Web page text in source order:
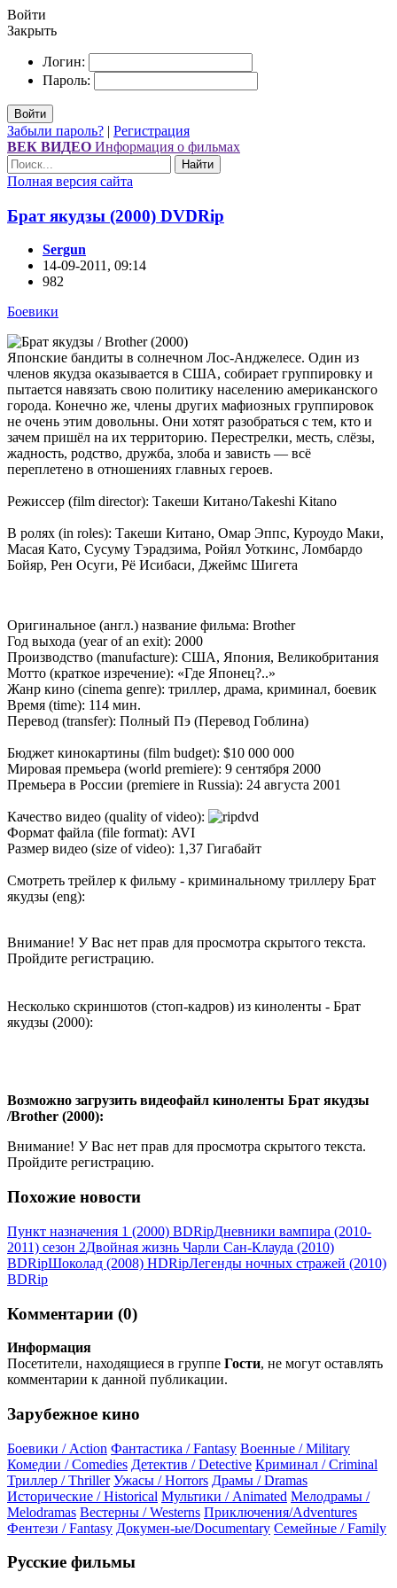
Войти
Закрыть
Логин:
Пароль:
Войти
Забыли пароль? | Регистрация
ВЕК ВИДЕО Информация о фильмах
Найти
Полная версия сайта
Брат якудзы (2000) DVDRір
Sergun
14-09-2011, 09:14
982
Боевики
Японские бандиты в солнечном Лос-Анджелесе. Один из
членов якудза оказывается в США, собирает группировку и
пытается навязать свою политику населению американского
города. Конечно же, члены других мафиозных группировок
не очень этим довольны. Они хотят разобраться с тем, кто и
зачем пришёл на их территорию. Перестрелки, месть, слёзы,
жадность, родство, дружба, злоба и зависть — всё
переплетено в отношениях главных героев.
Режиссер (film director): Такеши Китано/Takeshi Kitano
В ролях (in roles): Такеши Китано, Омар Эппс, Куроудо Маки,
Масая Като, Сусуму Тэрадзима, Ройял Уоткинс, Ломбардо
Бойяр, Рен Осуги, Рё Исибаси, Джеймс Шигета
Оригинальное (англ.) название фильма: Brother
Год выхода (year of an exit): 2000
Производство (manufacture): США, Япония, Великобритания
Мотто (краткое изречение): «Где Японец?..»
Жанр кино (cinema genre): триллер, драма, криминал, боевик
Время (time): 114 мин.
Перевод (transfer): Полный Пэ (Перевод Гоблина)
Бюджет кинокартины (film budget): $10 000 000
Мировая премьера (world premiere): 9 сентября 2000
Премьера в России (premiere in Russia): 24 августа 2001
Качество видео (quality of video):
Формат файла (file format): AVI
Размер видео (size of video): 1,37 Гигабайт
Смотреть трейлер к фильму - криминальному триллеру Брат
якудзы (eng):
Внимание! У Вас нет прав для просмотра скрытого текста.
Пройдите регистрацию.
Несколько скриншотов (стоп-кадров) из киноленты - Брат
якудзы (2000):
Возможно загрузить видеофайл киноленты Брат якудзы
/Brother (2000):
Внимание! У Вас нет прав для просмотра скрытого текста.
Пройдите регистрацию.
Похожие новости
Пункт назначения 1 (2000) ВDRірДневники вампира (2010-
2011) сезон 2Двойная жизнь Чарли Сан-Клауда (2010)
BDRірШоколад (2008) НDRірЛегенды ночных стражей (2010)
ВDRір
Комментарии (0)
Информация
Посетители, находящиеся в группе Гости, не могут оставлять
комментарии к данной публикации.
Зарубежное кино
Боевики / Action Фантастика / Fantasy Военные / Military
Комедии / Comedies Детектив / Detective Криминал / Criminal
Триллер / Thriller Ужасы / Horrors Драмы / Dramas
Исторические / Historical Мультики / Animated Мелодрамы /
Melodramas Вестерны / Westerns Приключения/Adventures
Фентези / Fantasy Докумен-ые/Documentary Семейные / Family
Русские фильмы